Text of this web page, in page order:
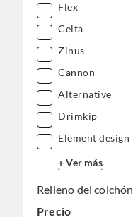
Flex
Celta
Zinus
Cannon
Alternative
Drimkip
Element design
+ Ver más
Relleno del colchón
Precio